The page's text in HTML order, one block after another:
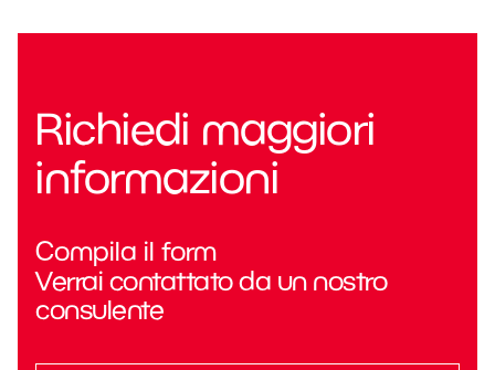
Richiedi maggiori
informazioni
Compila il form
Verrai contattato da un nostro
consulente